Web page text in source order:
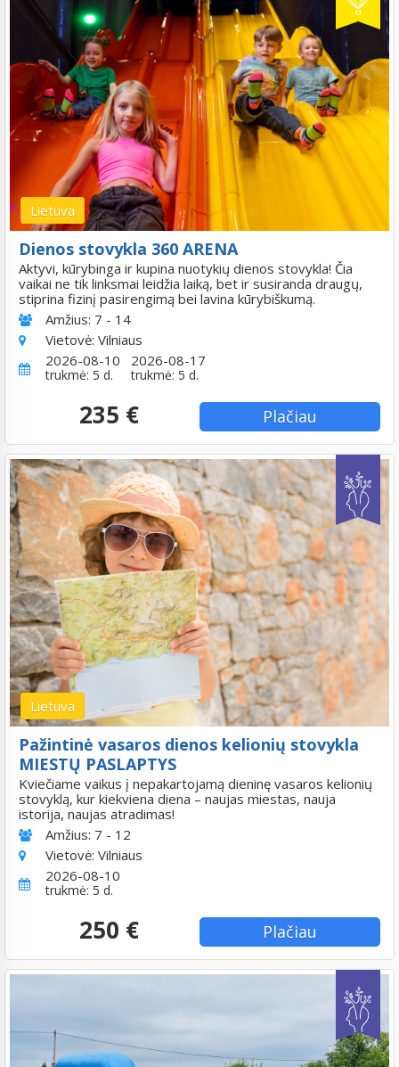
Lietuva
Dienos stovykla 360 ARENA
Aktyvi, kūrybinga ir kupina nuotykių dienos stovykla! Čia
vaikai ne tik linksmai leidžia laiką, bet ir susiranda draugų,
stiprina fizinį pasirengimą bei lavina kūrybiškumą.
Amžius: 7 - 14
Vietovė: Vilniaus
2026-08-10
trukmė: 5 d.
2026-08-17
trukmė: 5 d.
235 € Plačiau
Lietuva
Pažintinė vasaros dienos kelionių stovykla
MIESTŲ PASLAPTYS
Kviečiame vaikus į nepakartojamą dieninę vasaros kelionių
stovyklą, kur kiekviena diena – naujas miestas, nauja
istorija, naujas atradimas!
Amžius: 7 - 12
Vietovė: Vilniaus
2026-08-10
trukmė: 5 d.
250 € Plačiau